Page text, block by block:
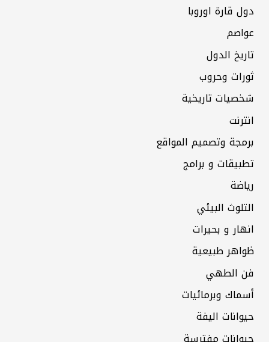
دول قارة اوروبا
عواصم
تاريخ الدول
ثورات وحروب
شخصيات تاريخية
انترنت
برمجة وتصميم المواقع
تطبيقات و برامج
رياضة
التلوث البيئي
انهار و بحيرات
ظواهر طبيعية
فن الطهي
أسماك وبرمائيات
حيوانات اليفة